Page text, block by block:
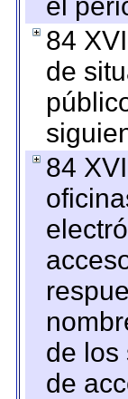
84
de
84
de los
de